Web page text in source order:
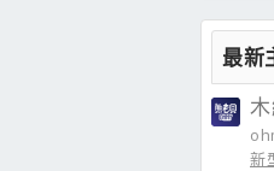
最新
新